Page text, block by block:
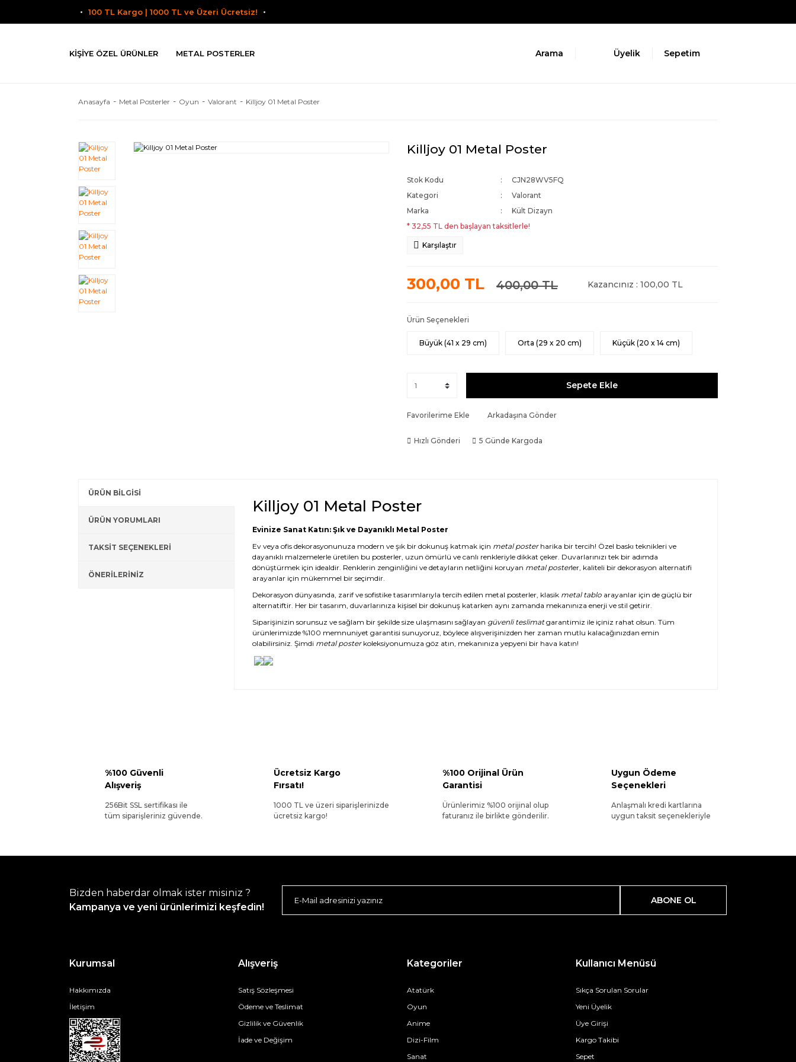
100 TL Kargo | 1000 TL ve Üzeri Ücretsiz!
KIŞIYE ÖZEL ÜRÜNLER METAL POSTERLER Arama Üyelik Sepetim
Anasayfa Metal Posterler Oyun Valorant Killjoy 01 Metal Poster
Killjoy 01 Metal Poster
Stok Kodu
CJN28WV5FQ
Kategori
Valorant
Marka
Kült Dizayn
* 32,55 TL den başlayan taksitlerle!
Karşılaştır
300,00 TL 400,00 TL Kazancınız : 100,00 TL
Ürün Seçenekleri
Büyük (41 x 29 cm) Orta (29 x 20 cm) Küçük (20 x 14 cm)
Sepete Ekle
Favorilerime Ekle Arkadaşına Gönder
Hızlı Gönderi 5 Günde Kargoda
ÜRÜN BİLGİSİ
ÜRÜN YORUMLARI
TAKSİT SEÇENEKLERİ
ÖNERİLERİNİZ
Killjoy 01 Metal Poster
Evinize Sanat Katın: Şık ve Dayanıklı Metal Poster
Ev veya ofis dekorasyonunuza modern ve şık bir dokunuş katmak için metal posterharika bir tercih! Özel baskı teknikleri ve
dayanıklı malzemelerle üretilen bu posterler, uzun ömürlü ve canlı renkleriyle dikkat çeker. Duvarlarınızı tek bir adımda
dönüştürmek için idealdir. Renklerin zenginliğini ve detayların netliğini koruyan metal posterler, kaliteli bir dekorasyon alternatifi
arayanlar için mükemmel bir seçimdir.
Dekorasyon dünyasında, zarif ve sofistike tasarımlarıyla tercih edilen metal posterler, klasik metal tabloarayanlar için de güçlü bir
alternatiftir. Her bir tasarım, duvarlarınıza kişisel bir dokunuş katarken aynı zamanda mekanınıza enerji ve stil getirir.
Siparişinizin sorunsuz ve sağlam bir şekilde size ulaşmasını sağlayan güvenli teslimatgarantimiz ile içiniz rahat olsun. Tüm
ürünlerimizde %100 memnuniyet garantisi sunuyoruz, böylece alışverişinizden her zaman mutlu kalacağınızdan emin
olabilirsiniz. Şimdi metal posterkoleksiyonumuza göz atın, mekanınıza yepyeni bir hava katın!
%100 Güvenli
Alışveriş
256Bit SSL sertifikası ile
tüm siparişleriniz güvende.
Ücretsiz Kargo
Fırsatı!
1000 TL ve üzeri siparişlerinizde
ücretsiz kargo!
%100 Orijinal Ürün
Garantisi
Ürünlerimiz %100 orijinal olup
faturanız ile birlikte gönderilir.
Uygun Ödeme
Seçenekleri
Anlaşmalı kredi kartlarına
uygun taksit seçenekleriyle
Bizden haberdar olmak ister misiniz ?
Kampanya ve yeni ürünlerimizi keşfedin!
ABONE OL
Kurumsal
Hakkımızda
İletişim
Alışveriş
Satış Sözleşmesi
Ödeme ve Teslimat
Gizlilik ve Güvenlik
İade ve Değişim
Kategoriler
Atatürk
Oyun
Anime
Dizi-Film
Sanat
Kullanıcı Menüsü
Sıkça Sorulan Sorular
Yeni Üyelik
Üye Girişi
Kargo Takibi
Sepet